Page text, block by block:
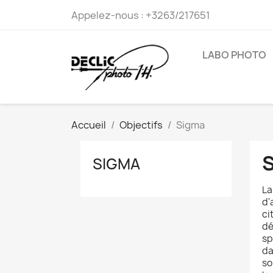
Appelez-nous : +3263/217651
LABO PHOTO
Accueil Objectifs Sigma
SIGMA